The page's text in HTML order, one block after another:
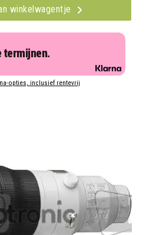
winkelwagentje
termijnen.
opties, inclusief rentevrij